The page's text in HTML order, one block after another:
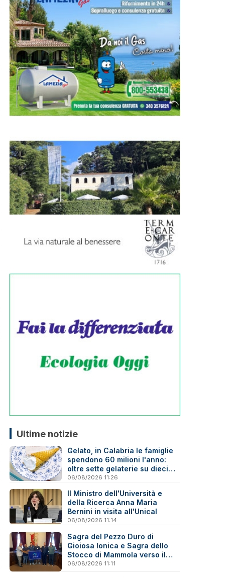
Ultime notizie
Gelato, in Calabria le famiglie
spendono 60 milioni l'anno:
oltre sette gelaterie su dieci
sono artigiane
06/08/2026 11:26
Il Ministro dell'Università e
della Ricerca Anna Maria
Bernini in visita all'Unical
06/08/2026 11:14
Sagra del Pezzo Duro di
Gioiosa Ionica e Sagra dello
Stocco di Mammola verso il
marchio “Sagra di Qualità”
06/08/2026 11:11